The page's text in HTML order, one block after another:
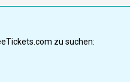
zu suchen: